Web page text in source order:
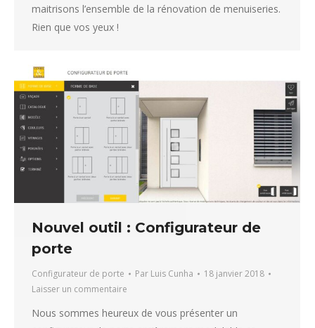
maitrisons l’ensemble de la rénovation de menuiseries.
Rien que vos yeux !
Nouvel outil : Configurateur de
porte
Configurateur de porte Par Luis Cunha
18 janvier 2018
Laisser un commentaire
Nous sommes heureux de vous présenter un